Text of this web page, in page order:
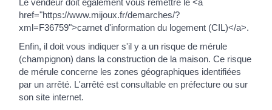
href="https://www.mijoux.fr/demarches/?
xml=F36759">carnet d'information du logement (CIL)</a>.
Enfin, il doit vous indiquer s'il y a un risque de mérule
(champignon) dans la construction de la maison. Ce risque
de mérule concerne les zones géographiques identifiées
par un arrêté. L'arrêté est consultable en préfecture ou sur
son site internet.